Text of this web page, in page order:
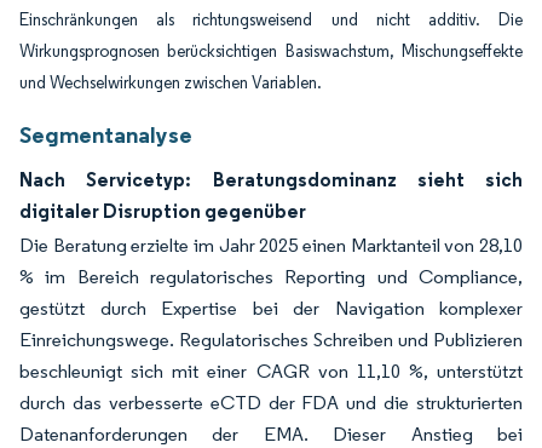
Einschränkungen als richtungsweisend und nicht additiv. Die
Wirkungsprognosen berücksichtigen Basiswachstum, Mischungseffekte
und Wechselwirkungen zwischen Variablen.
Segmentanalyse
Nach Servicetyp: Beratungsdominanz sieht sich
digitaler Disruption gegenüber
Die Beratung erzielte im Jahr 2025 einen Marktanteil von 28,10
% im Bereich regulatorisches Reporting und Compliance,
gestützt durch Expertise bei der Navigation komplexer
Einreichungswege. Regulatorisches Schreiben und Publizieren
beschleunigt sich mit einer CAGR von 11,10 %, unterstützt
durch das verbesserte eCTD der FDA und die strukturierten
Datenanforderungen der EMA. Dieser Anstieg bei